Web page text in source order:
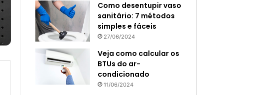
Como desentupir vaso
sanitário: 7 métodos
simples e fáceis
27/06/2024
Veja como calcular os
BTUs do ar-
condicionado
11/06/2024